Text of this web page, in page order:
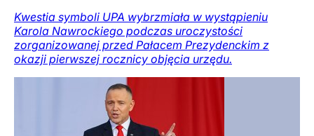
Kwestia symboli UPA wybrzmiała w wystąpieniu
Karola Nawrockiego podczas uroczystości
zorganizowanej przed Pałacem Prezydenckim z
okazji pierwszej rocznicy objęcia urzędu.